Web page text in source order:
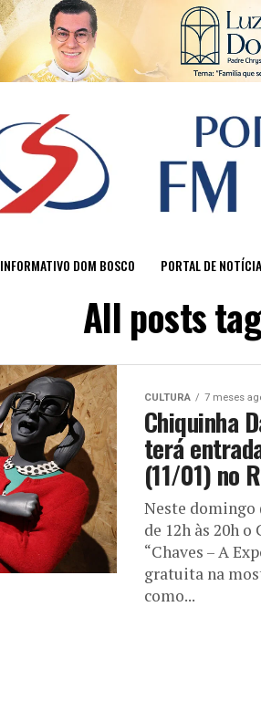
INFORMATIVO DOM BOSCO PORTAL DE
All posts
CULTURA 7 meses
Chiquinha
terá
(11/01) no
Neste domingo
de 12h às 20h
“Chaves – A
gratuita na
como...